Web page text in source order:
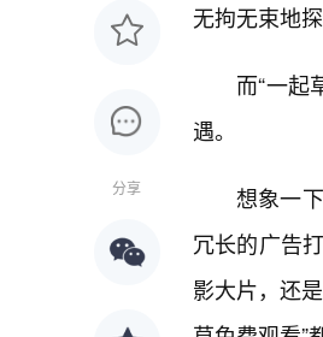
分享
无拘无束地
而“一起
遇。
想象一
冗长的广告
影大片，还